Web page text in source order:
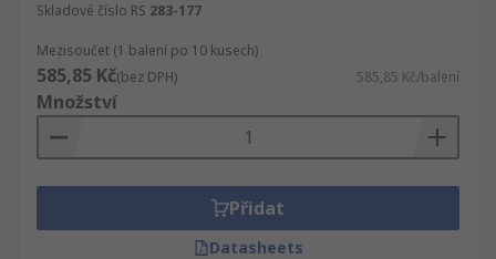
Skladové číslo RS 283-177
Mezisoučet (1 balení po 10 kusech)
585,85 Kč(bez DPH) 585,85 Kč/balení
Množství
Přidat
Datasheets